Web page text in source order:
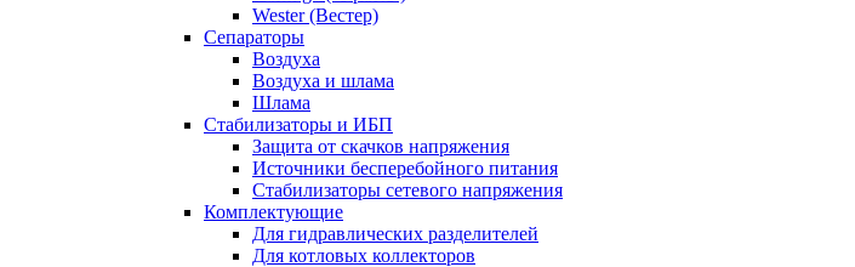
Wester (Вестер)
Сепараторы
Воздуха
Воздуха и шлама
Шлама
Стабилизаторы и ИБП
Защита от скачков напряжения
Источники бесперебойного питания
Стабилизаторы сетевого напряжения
Комплектующие
Для гидравлических разделителей
Для котловых коллекторов